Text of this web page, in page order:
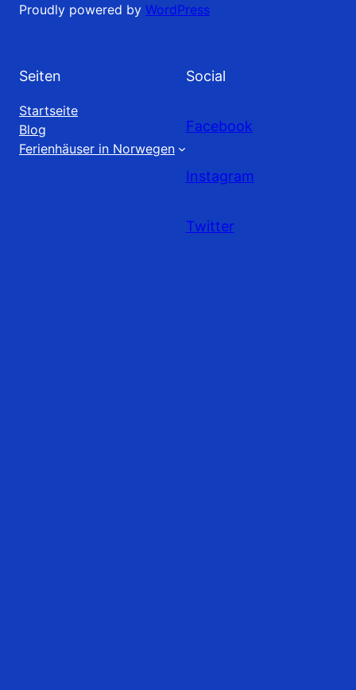
Proudly powered by WordPress
Seiten
Startseite
Blog
Ferienhäuser in Norwegen
Social
Facebook
Instagram
Twitter